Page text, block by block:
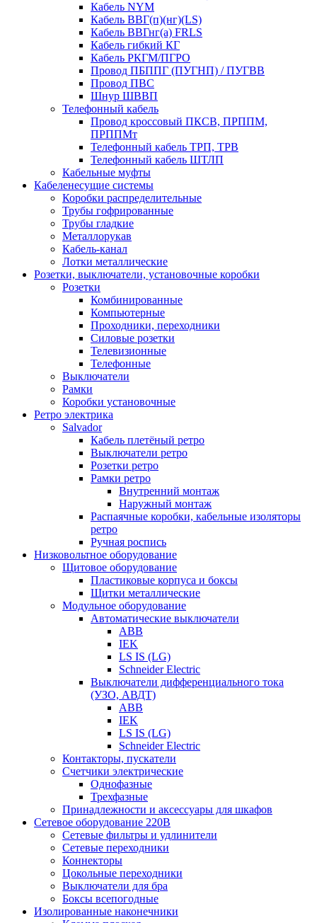
Кабель NYM
Кабель ВВГ(п)(нг)(LS)
Кабель ВВГнг(а) FRLS
Кабель гибкий КГ
Кабель РКГМ/ПГРО
Провод ПБППГ (ПУГНП) / ПУГВВ
Провод ПВС
Шнур ШВВП
Телефонный кабель
Провод кроссовый ПКСВ, ПРППМ,
ПРППМт
Телефонный кабель ТРП, ТРВ
Телефонный кабель ШТЛП
Кабельные муфты
Кабеленесущие системы
Коробки распределительные
Трубы гофрированные
Трубы гладкие
Металлорукав
Кабель-канал
Лотки металлические
Розетки, выключатели, установочные коробки
Розетки
Комбинированные
Компьютерные
Проходники, переходники
Силовые розетки
Телевизионные
Телефонные
Выключатели
Рамки
Коробки установочные
Ретро электрика
Salvador
Кабель плетёный ретро
Выключатели ретро
Розетки ретро
Рамки ретро
Внутренний монтаж
Наружный монтаж
Распаячные коробки, кабельные изоляторы
ретро
Ручная роспись
Низковольтное оборудование
Щитовое оборудование
Пластиковые корпуса и боксы
Щитки металлические
Модульное оборудование
Автоматические выключатели
ABB
IEK
LS IS (LG)
Schneider Electric
Выключатели дифференциального тока
(УЗО, АВДТ)
ABB
IEK
LS IS (LG)
Schneider Electric
Контакторы, пускатели
Счетчики электрические
Однофазные
Трехфазные
Принадлежности и аксессуары для шкафов
Сетевое оборудование 220В
Сетевые фильтры и удлинители
Сетевые переходники
Коннекторы
Цокольные переходники
Выключатели для бра
Боксы всепогодные
Изолированные наконечники